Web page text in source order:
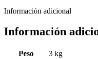
Información adicional
Información
Peso
3 kg